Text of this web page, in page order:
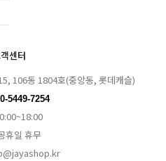
센터
106동 1804호(중앙동, 롯데캐슬)
5449-7254
휴일 휴무